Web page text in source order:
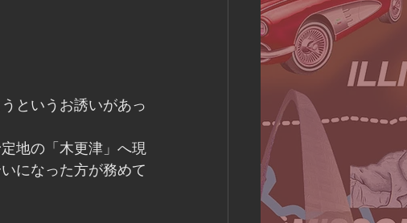
というお誘いがあっ
地の「木更津」へ現
になった方が務めて